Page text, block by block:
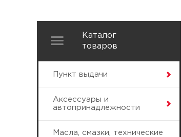
Каталог
товаров
Пункт выдачи
Аксессуары и
автопринадлежности
Масла, смазки, технические